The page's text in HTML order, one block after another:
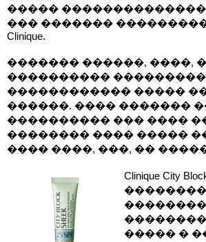
�����
��� �������
Clinique.
������� ������, ����,
����������
������������ �����
������. ���� �������
���������� ��� ����
�������� ���� �����
���� ����, ���, ��
Clinique City
����� �